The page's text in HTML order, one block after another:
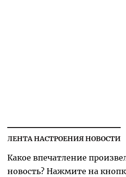
ЛЕНТА НАСТРОЕНИЯ НОВОСТИ
Какое впечатление
новость? Нажмите на